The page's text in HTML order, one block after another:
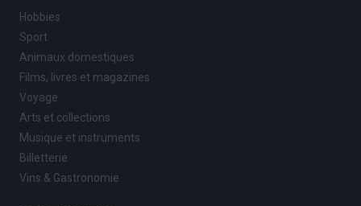
Hobbies
Sport
Animaux domestiques
Films, livres et magazines
Voyage
Arts et collections
Musique et instruments
Billetterie
Vins & Gastronomie